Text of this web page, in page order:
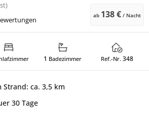
ab 138 € / Nacht
1 Badezimmer Ref.-Nr. 348
ca. 3,5 km
30 Tage